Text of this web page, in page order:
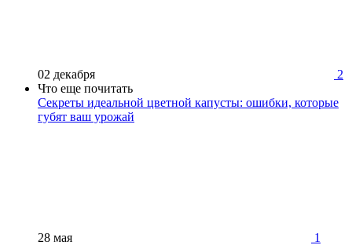
02 декабря
2
Что еще почитать
Секреты идеальной цветной капусты: ошибки, которые
губят ваш урожай
28 мая 1